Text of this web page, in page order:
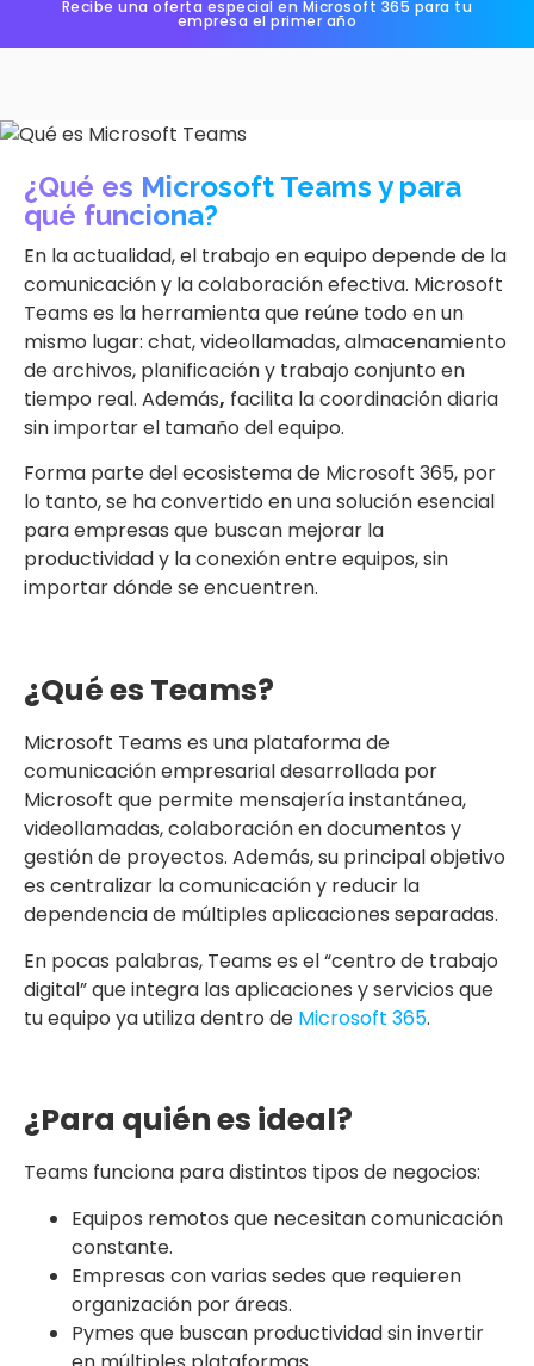
Recibe una oferta especial en Microsoft 365 para tu
empresa el primer año
¿Qué es Microsoft Teams y para
qué funciona?
En la actualidad, el trabajo en equipo depende de la
comunicación y la colaboración efectiva. Microsoft
Teams es la herramienta que reúne todo en un
mismo lugar: chat, videollamadas, almacenamiento
de archivos, planificación y trabajo conjunto en
tiempo real. Además, facilita la coordinación diaria
sin importar el tamaño del equipo.
Forma parte del ecosistema de Microsoft 365, por
lo tanto, se ha convertido en una solución esencial
para empresas que buscan mejorar la
productividad y la conexión entre equipos, sin
importar dónde se encuentren.
¿Qué es Teams?
Microsoft Teams es una plataforma de
comunicación empresarial desarrollada por
Microsoft que permite mensajería instantánea,
videollamadas, colaboración en documentos y
gestión de proyectos. Además, su principal objetivo
es centralizar la comunicación y reducir la
dependencia de múltiples aplicaciones separadas.
En pocas palabras, Teams es el “centro de trabajo
digital” que integra las aplicaciones y servicios que
tu equipo ya utiliza dentro de Microsoft 365.
¿Para quién es ideal?
Teams funciona para distintos tipos de negocios:
Equipos remotos que necesitan comunicación
constante.
Empresas con varias sedes que requieren
organización por áreas.
Pymes que buscan productividad sin invertir